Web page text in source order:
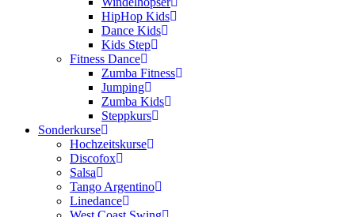
HipHop Kids
Dance Kids
Kids Step
Fitness Dance
Zumba Fitness
Jumping
Zumba Kids
Steppkurs
Sonderkurse
Hochzeitskurse
Discofox
Salsa
Tango Argentino
Linedance